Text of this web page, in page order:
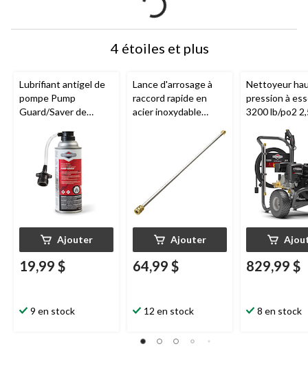
4 étoiles et plus
Lubrifiant antigel de
pompe Pump
Guard/Saver de
6151 pour
nettoyeurs haute
pression, 10,7 oz
Ajouter
19,99 $
9 en stock
Lance d'arrosage à
raccord rapide en
acier inoxydable
nettoyeur haute
pression à essence
de 4 000 lb/po2, 83,82
cm (33 po)
Ajouter
64,99 $
12 en stock
Nettoyeur
pression à
3200 lb/po2
829,99 $
8 en stock